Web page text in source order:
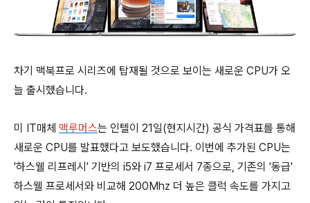
차기 맥북프로 시리즈에 탑재될 것으로 보이는 새로운 CPU가 오
늘 출시했습니다.
미 IT매체 맥루머스는 인텔이 21일(현지시간) 공식 가격표를 통해
새로운 CPU를 발표했다고 보도했습니다. 이번에 추가된 CPU는
'하스웰 리프레시' 기반의 i5와 i7 프로세서 7종으로, 기존의 '동급'
하스웰 프로세서와 비교해 200Mhz 더 높은 클럭 속도를 가지고